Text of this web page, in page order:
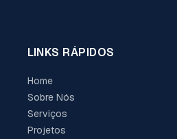
LINKS RÁPIDOS
Home
Sobre Nós
Serviços
Projetos